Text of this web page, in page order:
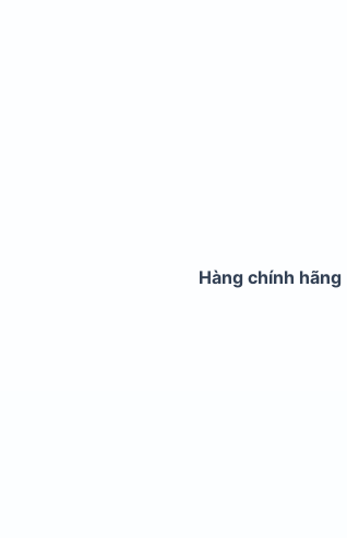
Hàng chính hãng